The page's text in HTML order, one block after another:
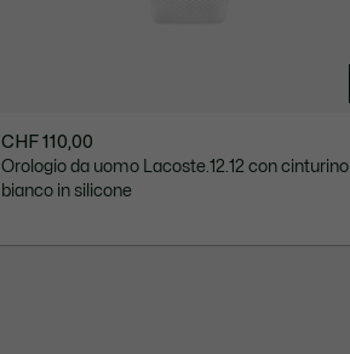
CHF 110,00
Orologio da uomo Lacoste.12.12 con cinturino
bianco in silicone